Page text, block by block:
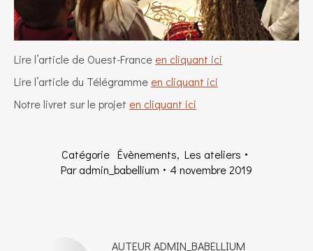
Lire l’article de Ouest-France en cliquant ici
Lire l’article du Télégramme en cliquant ici
Notre livret sur le projet en cliquant ici
Catégorie Évènements, Les ateliers
Paradmin_babellium 4 novembre 2019
AUTEUR ADMIN_BABELLIUM